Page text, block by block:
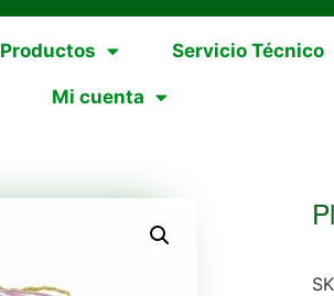
Productos Servicio Técnico
Mi cuenta